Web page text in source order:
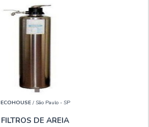
ECOHOUSE/ São Paulo - SP
FILTROS DE AREIA